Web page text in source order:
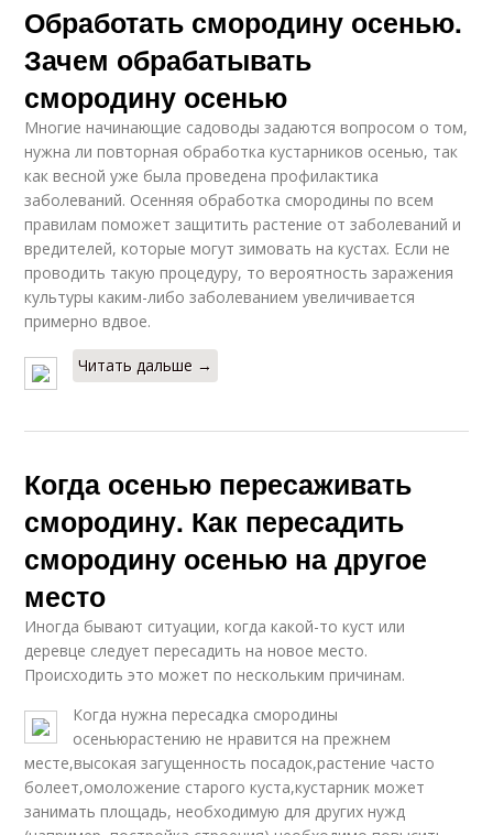
Обработать смородину осенью.
Зачем обрабатывать
смородину осенью
Многие начинающие садоводы задаются вопросом о том,
нужна ли повторная обработка кустарников осенью, так
как весной уже была проведена профилактика
заболеваний. Осенняя обработка смородины по всем
правилам поможет защитить растение от заболеваний и
вредителей, которые могут зимовать на кустах. Если не
проводить такую процедуру, то вероятность заражения
культуры каким-либо заболеванием увеличивается
примерно вдвое.
Читать дальше →
Когда осенью пересаживать
смородину. Как пересадить
смородину осенью на другое
место
Иногда бывают ситуации, когда какой-то куст или
деревце следует пересадить на новое место.
Происходить это может по нескольким причинам.
Когда нужна пересадка смородины
осеньюрастению не нравится на прежнем
месте,высокая загущенность посадок,растение часто
болеет,омоложение старого куста,кустарник может
занимать площадь, необходимую для других нужд